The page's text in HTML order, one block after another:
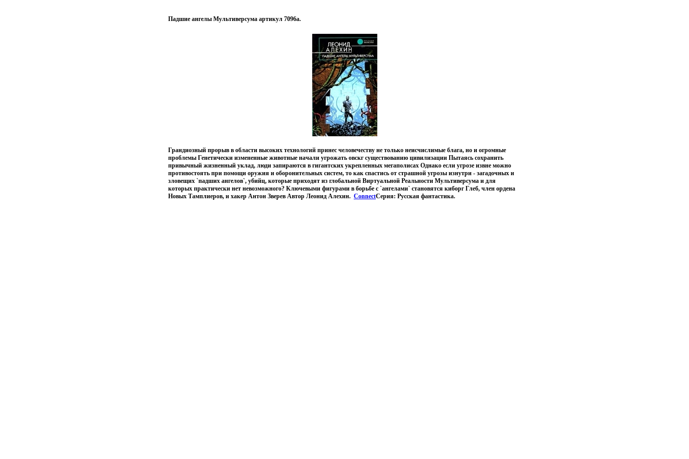
Падшие ангелы Мультиверсума артикул 7096a.
Грандиозный прорыв в области высоких технологий принес человечеству не только неисчислимые блага, но и огромные
проблемы Генетически измененные животные начали угрожать овскг существованию цивилизации Пытаясь сохранить
привычный жизненный уклад, люди запираются в гигантских укрепленных мегаполисах Однако если угрозе извне можно
противостоять при помощи оружия и оборонительных систем, то как спастись от страшной угрозы изнутри - загадочных и
зловещих `падших ангелов`, убийц, которые приходят из глобальной Виртуальной Реальности Мультиверсума и для
которых практически нет невозможного? Ключевыми фигурами в борьбе с `ангелами` становятся киборг Глеб, член ордена
Новых Тамплиеров, и хакер Антон Зверев Автор Леонид Алехин. ConnectСерия: Русская фантастика.